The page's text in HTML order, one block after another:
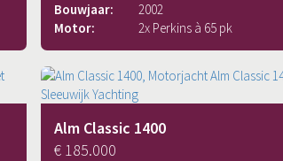
Bouwjaar:
2002
Motor:
2x Perkins à 65 pk
Alm Classic 1400
€ 185.000